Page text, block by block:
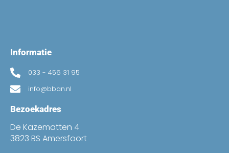
Informatie
033 - 456 31 95
info@bban.nl
Bezoekadres
De Kazematten 4
3823 BS Amersfoort